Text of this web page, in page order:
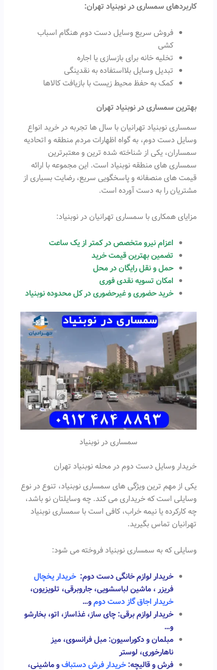
کاربردهای سمساری در نوبنیاد تهران:
فروش سریع وسایل دست دوم هنگام اسباب
کشی
تخلیه خانه برای بازسازی یا اجاره
تبدیل وسایل بلااستفاده به نقدینگی
کمک به حفظ محیط زیست با بازیافت کالاها
بهترین سمساری در نوبنیاد تهران
سمساری نوبنیاد تهرانیان با سال ها تجربه در خرید انواع
وسایل دست دوم، به گواه اظهارات مردم منطقه و اتحادیه
سمساران، یکی از شناخته شده ترین و معتبرترین
سمساری های منطقه نوبنیاد است. این مجموعه با ارائه
قیمت های منصفانه و پاسخگویی سریع، رضایت بسیاری از
مشتریان را به دست آورده است.
مزایای همکاری با سمساری تهرانیان در نوبنیاد:
اعزام نیرو متخصص در کمتر از یک ساعت
تضمین بهترین قیمت خرید
حمل و نقل رایگان در محل
امکان تسویه نقدی فوری
خرید حضوری و غیرحضوری در کل محدوده نوبنیاد
سمساری در نوبنیاد
خریدار وسایل دست دوم در محله نوبنیاد تهران
یکی از مهم ترین ویژگی های سمساری نوبنیاد، تنوع در نوع
وسایلی است که خریداری می کند. چه وسایلتان نو باشد،
چه کارکرده یا نیمه خراب، کافی است با سمساری نوبنیاد
تهرانیان تماس بگیرید.
وسایلی که به سمساری نوبنیاد فروخته می شود:
خریدار لوازم خانگی دست دوم:خریدار یخچال
فریزر ، ماشین لباسشویی، جاروبرقی، تلویزیون،
خریدار اجاق گاز دست دومو…
خریدار لوازم برقی: چای ساز، غذاساز، اتو، بخارشو
و…
مبلمان و دکوراسیون: مبل فرانسوی، میز
ناهارخوری، لوستر
فرش و قالیچه:خریدار فرش دستبافو ماشینی،